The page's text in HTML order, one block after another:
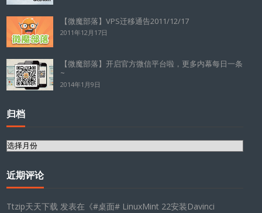
【微魔部落】VPS迁移通告2011/12/17
2011年12月17日
【微魔部落】开启官方微信平台啦，更多内幕每日一条
~
2014年1月9日
归档
归
近期评论
Ttzip天天下载 发表在《#桌面# LinuxMint 22安装Davinci